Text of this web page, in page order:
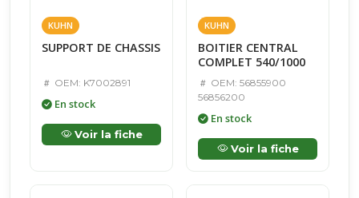
KUHN
SUPPORT DE CHASSIS
OEM: K7002891
En stock
Voir la fiche
KUHN
BOITIER CENTRAL
COMPLET 540/1000
OEM: 56855900
56856200
En stock
Voir la fiche